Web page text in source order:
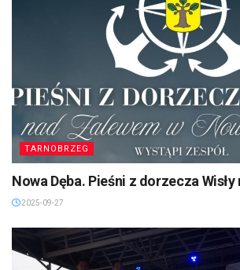
TARNOBRZEG
Nowa Dęba. Pieśni z dorzecza
2025-09-27